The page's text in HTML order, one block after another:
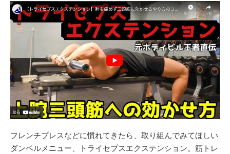
フレンチプレスなどに慣れてきたら、取り組んでみてほしい
ダンベルメニュー、トライセプスエクステンション。筋トレ